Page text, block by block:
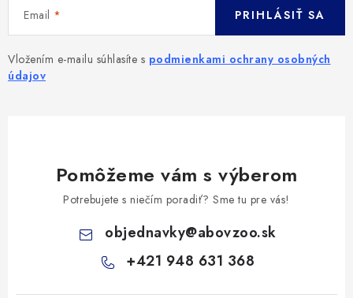
Email
Vložením e-mailu súhlasíte s podmienkami ochrany osobných
údajov
PRIHLÁSIŤ SA
Pomôžeme vám s výberom
Potrebujete s niečím poradiť? Sme tu pre vás!
objednavky@abovzoo.sk
+421 948 631 368